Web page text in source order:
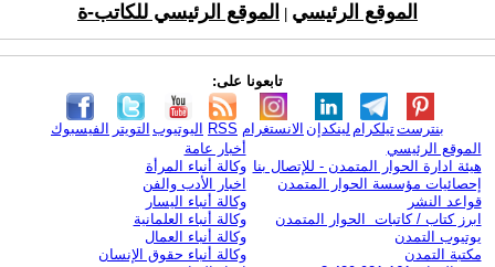
الموقع الرئيسي الموقع الرئيسي للكاتب-ة
تابعونا على:
الفيسبوك التويتر اليوتيوب RSS الانستغرام لينكدإن تيلكرامبنترست
الموقع الرئيسي
هيئة ادارة الحوار المتمدن - للإتصال بنا
إحصائيات مؤسسة الحوار المتمدن
قواعد النشر
ابرز كتاب / كاتبات الحوار المتمدن
يوتيوب التمدن
مكتبة التمدن
أخبار عامة
وكالة أنباء المرأة
اخبار الأدب والفن
وكالة أنباء اليسار
وكالة أنباء العلمانية
وكالة أنباء العمال
وكالة أنباء حقوق الإنسان